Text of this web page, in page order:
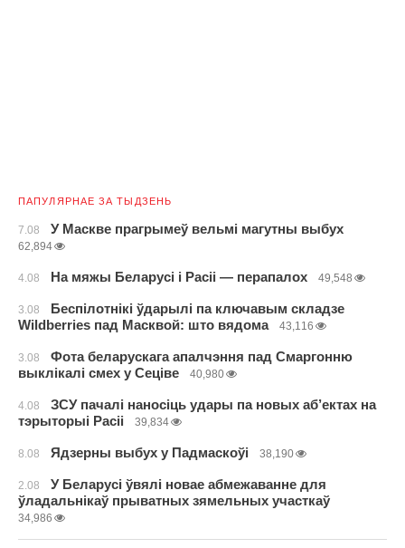
ПАПУЛЯРНАЕ ЗА ТЫДЗЕНЬ
7.08 У Маскве прагрымеў вельмі магутны выбух
62,894
4.08 На мяжы Беларусі і Расіі — перапалох 49,548
3.08
Беспілотнікі ўдарылі па ключавым складзе
Wildberries пад Масквой: што вядома
43,116
3.08
Фота беларускага апалчэння пад Смаргонню
выклікалі смех у Сеціве
40,980
4.08
ЗСУ пачалі наносіць удары па новых аб’ектах на
тэрыторыі Расіі
39,834
8.08 Ядзерны выбух у Падмаскоўі 38,190
2.08
У Беларусі ўвялі новае абмежаванне для
ўладальнікаў прыватных зямельных участкаў
34,986